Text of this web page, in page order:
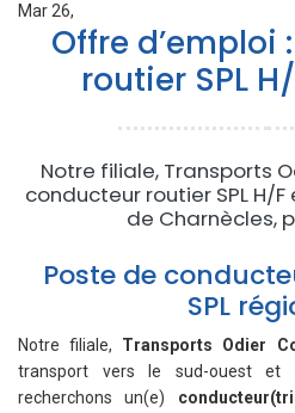
Mar 26,
Offre d’emploi
routier SPL
Notre filiale, Transports
conducteur routier SPL H/
de Charnècles,
Poste de
SPL
Notre filiale, Transports Odier
transport vers le sud-ouest et
recherchons un(e)